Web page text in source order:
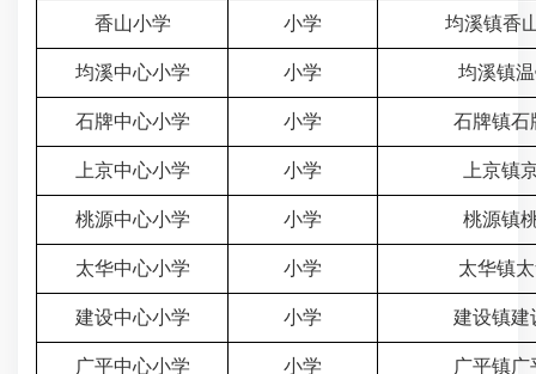
香山小学 小学 均溪镇香
均溪中心小学 小学 均溪镇
石牌中心小学 小学 石牌镇石
上京中心小学 小学 上京镇
桃源中心小学 小学 桃源镇
太华中心小学 小学 太华镇
建设中心小学 小学 建设镇建
广平中心小学 小学 广平镇广